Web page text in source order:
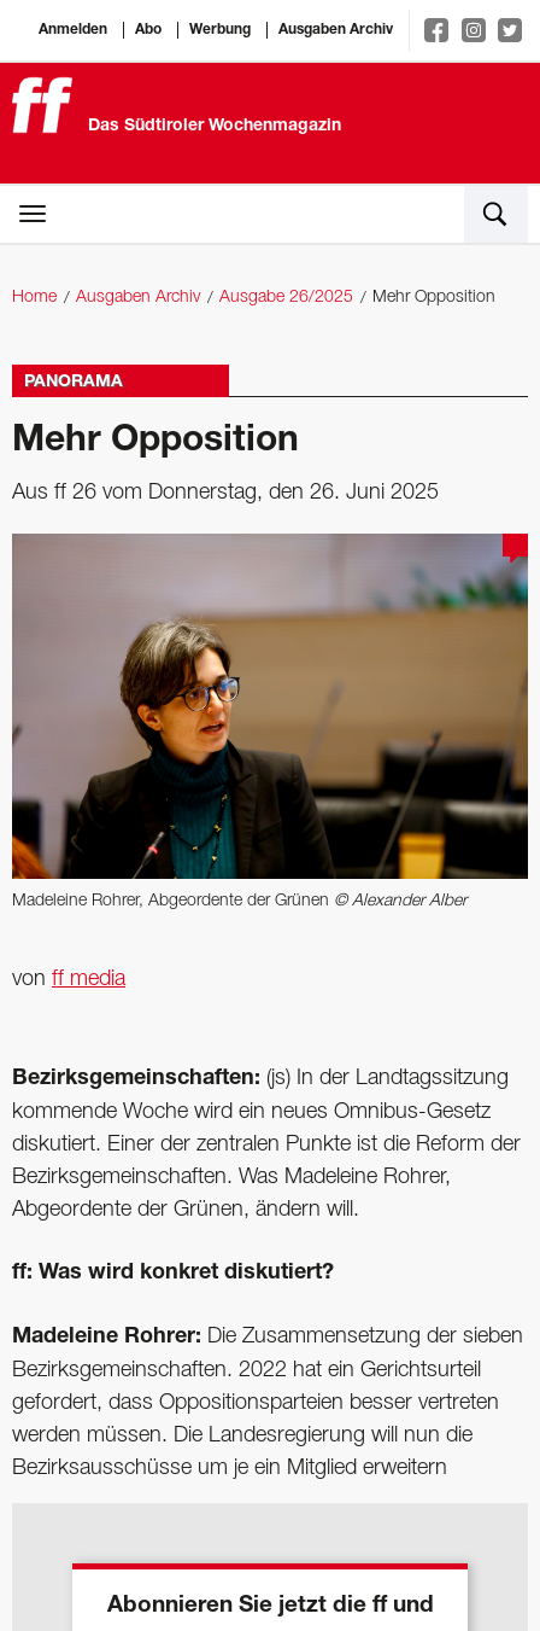
Anmelden Abo Werbung Ausgaben Archiv
Das Südtiroler Wochenmagazin
Home Ausgaben Archiv Ausgabe 26/2025 Mehr Opposition
PANORAMA
Mehr Opposition
Aus ff 26 vom Donnerstag, den 26. Juni 2025
Madeleine Rohrer, Abgeordente der Grünen © Alexander Alber
von ff media
Bezirksgemeinschaften: (js) In der Landtagssitzung
kommende Woche wird ein neues Omnibus-Gesetz
diskutiert. Einer der zentralen Punkte ist die Reform der
Bezirksgemeinschaften. Was Madeleine Rohrer,
Abgeordente der Grünen, ändern will.
ff: Was wird konkret diskutiert?
Madeleine Rohrer: Die Zusammensetzung der sieben
Bezirksgemeinschaften. 2022 hat ein Gerichtsurteil
gefordert, dass Oppositionsparteien besser vertreten
werden müssen. Die Landesregierung will nun die
Bezirksausschüsse um je ein Mitglied erweitern
Abonnieren Sie jetzt die ff und